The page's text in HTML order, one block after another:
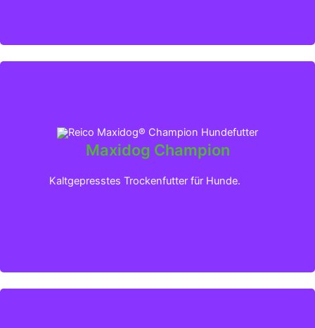
Maxidog Champion
Kaltgepresstes Trockenfutter für Hunde.
Klicken für mehr Infos